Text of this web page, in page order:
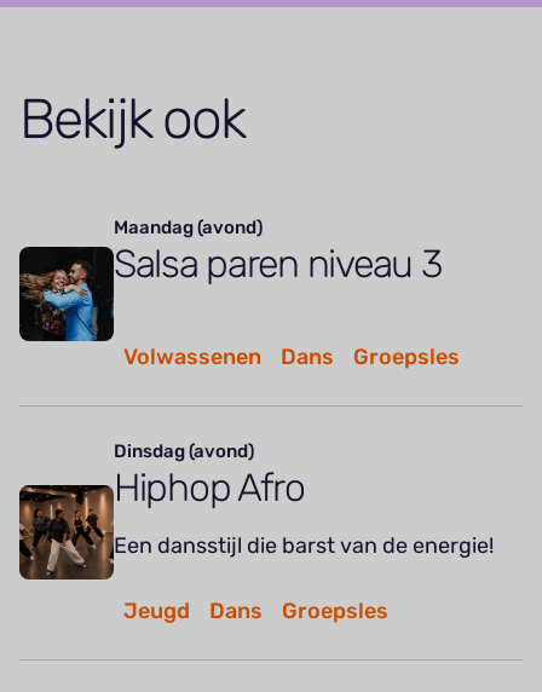
Bekijk ook
Maandag (avond)
Salsa paren niveau 3
Volwassenen Dans Groepsles
Dinsdag (avond)
Hiphop Afro
Een dansstijl die barst van de energie!
Jeugd Dans Groepsles